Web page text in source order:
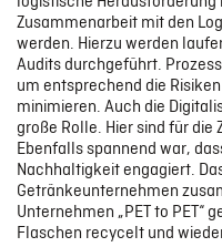
Zusammenarbeit mit den
werden. Hierzu werden
Audits durchgeführt.
um entsprechend die
minimieren. Auch die
große Rolle. Hier sind für
Ebenfalls spannend war,
Nachhaltigkeit engagiert.
Getränkeunternehmen
Unternehmen „PET to PET“
Flaschen recycelt und